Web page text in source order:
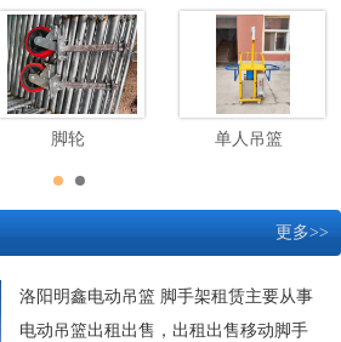
脚轮 单人吊篮
更多>>
洛阳明鑫电动吊篮 脚手架租赁主要从事
电动吊篮出租出售，出租出售移动脚手